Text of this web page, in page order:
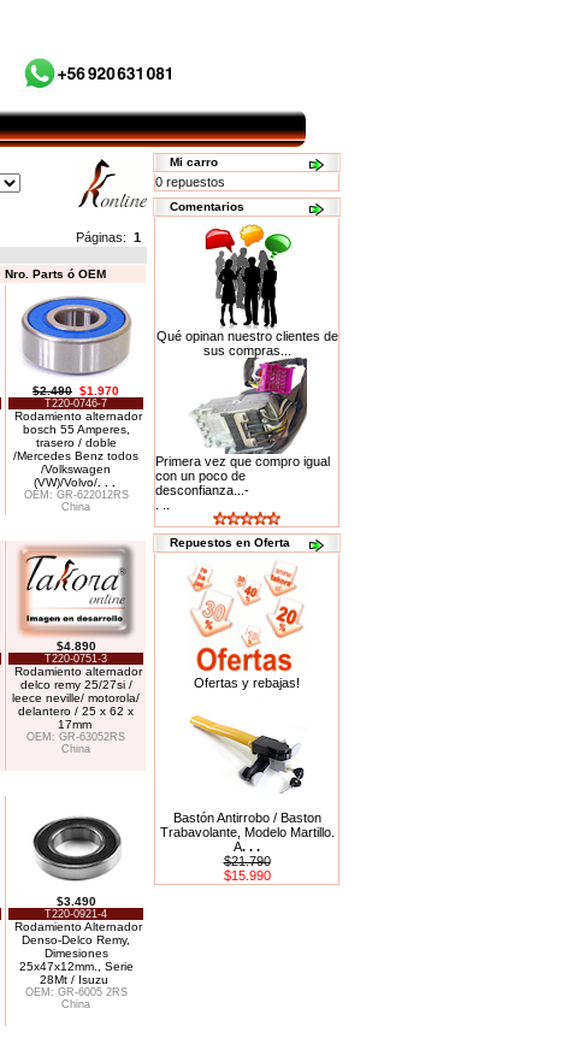
Páginas: 1
Nro. Parts ó OEM
$2.490 $1.970
T220-0746-7
Rodamiento alternador
bosch 55 Amperes,
trasero / doble
/Mercedes Benz todos
/Volkswagen
(VW)/Volvo/. . .
OEM: GR-622012RS
China
$4.890
T220-0751-3
Rodamiento alternador
delco remy 25/27si /
leece neville/ motorola/
delantero / 25 x 62 x
17mm
OEM: GR-63052RS
China
$3.490
T220-0921-4
Rodamiento Alternador
Denso-Delco Remy,
Dimesiones
25x47x12mm., Serie
28Mt / Isuzu
OEM: GR-6005 2RS
China
Mi carro
0 repuestos
Comentarios
Qué opinan nuestro clientes de
sus compras...
Primera vez que compro igual
con un poco de
desconfianza...-
Repuestos en Oferta
Ofertas y rebajas!
Bastón Antirrobo / Baston
Trabavolante, Modelo Martillo.
A. . .
$21.790
$15.990